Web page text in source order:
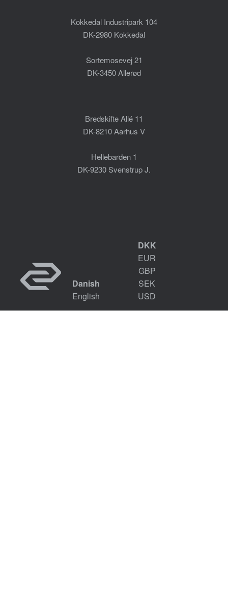
Kokkedal Industripark 104
DK-2980 Kokkedal
Sortemosevej 21
DK-3450 Allerød
Bredskifte Allé 11
DK-8210 Aarhus V
Hellebarden 1
DK-9230 Svenstrup J.
Danish
English
DKK
EUR
GBP
SEK
USD